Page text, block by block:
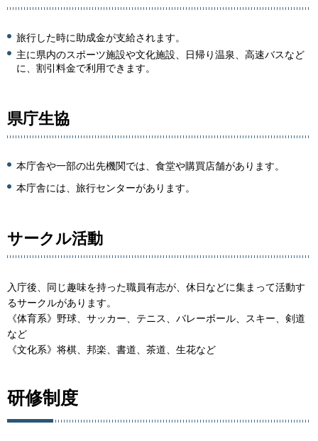
旅行した時に助成金が支給されます。
主に県内のスポーツ施設や文化施設、日帰り温泉、高速バスなど
に、割引料金で利用できます。
県庁生協
本庁舎や一部の出先機関では、食堂や購買店舗があります。
本庁舎には、旅行センターがあります。
サークル活動
入庁後、同じ趣味を持った職員有志が、休日などに集まって活動す
るサークルがあります。
《体育系》野球、サッカー、テニス、バレーボール、スキー、剣道
など
《文化系》将棋、邦楽、書道、茶道、生花など
研修制度